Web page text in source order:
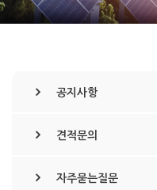
공지사항
견적문의
자주묻는질문